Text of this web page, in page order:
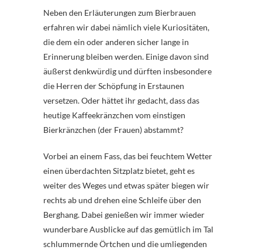
Neben den Erläuterungen zum Bierbrauen
erfahren wir dabei nämlich viele Kuriositäten,
die dem ein oder anderen sicher lange in
Erinnerung bleiben werden. Einige davon sind
äußerst denkwürdig und dürften insbesondere
die Herren der Schöpfung in Erstaunen
versetzen. Oder hättet ihr gedacht, dass das
heutige Kaffeekränzchen vom einstigen
Bierkränzchen (der Frauen) abstammt?
Vorbei an einem Fass, das bei feuchtem Wetter
einen überdachten Sitzplatz bietet, geht es
weiter des Weges und etwas später biegen wir
rechts ab und drehen eine Schleife über den
Berghang. Dabei genießen wir immer wieder
wunderbare Ausblicke auf das gemütlich im Tal
schlummernde Örtchen und die umliegenden